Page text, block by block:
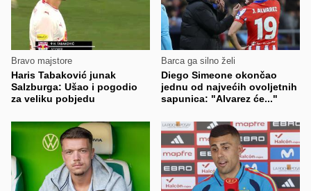
Bravo majstore
Haris Tabaković junak
Salzburga: Ušao i pogodio
za veliku pobjedu
Barca ga silno želi
Diego Simeone okončao
jednu od najvećih ovoljetnih
sapunica: "Alvarez će..."